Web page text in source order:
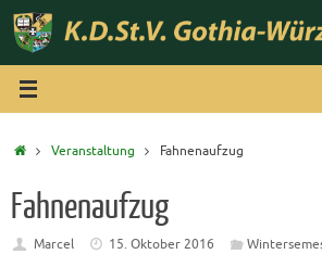
Zum
Inhalt
springen
StartVeranstaltung Fahnenaufzug
Fahnenaufzug
Marcel 15. Oktober 2016